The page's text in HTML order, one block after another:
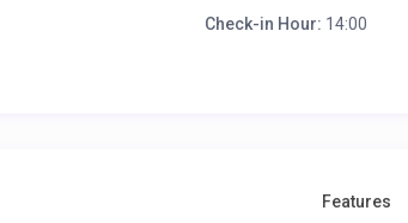
Check-in Hour: 14:00
Features